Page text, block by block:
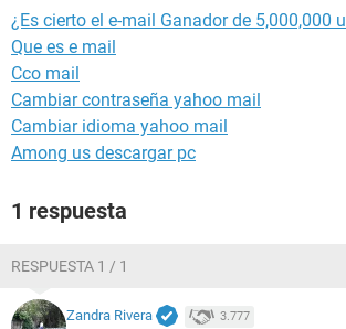
¿Es cierto el e-mail Ganador de 5,000,000
Que es e mail
Cco mail
Cambiar contraseña yahoo mail
Cambiar idioma yahoo mail
Among us descargar pc
1 respuesta
RESPUESTA 1 / 1
Zandra Rivera 3.777